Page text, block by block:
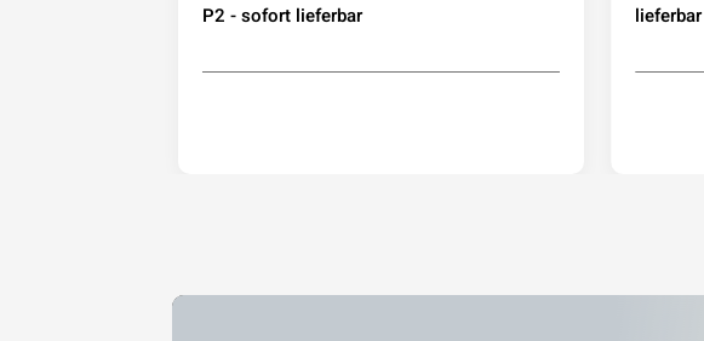
P2 - sofort lieferbar
lieferbar